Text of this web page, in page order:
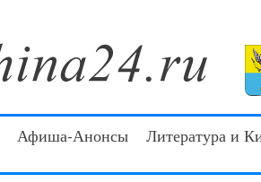
Афиша-Анонсы
Литература и